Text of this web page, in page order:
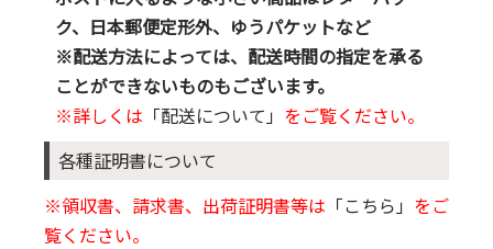
ク、日本郵便定形外、ゆうパケットなど
※配送方法によっては、配送時間の指定を承る
ことができないものもございます。
※詳しくは 「配送について」 をご覧ください。
各種証明書について
※領収書、請求書、出荷証明書等は 「こちら」 をご
覧ください。